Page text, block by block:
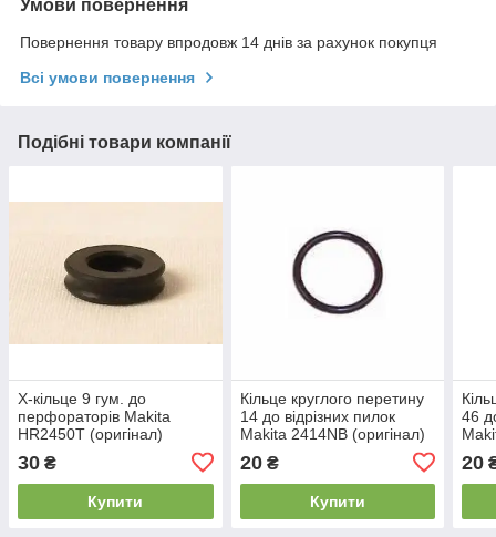
Умови повернення
Повернення товару впродовж 14 днів за рахунок покупця
Всі умови повернення
Подібні товари компанії
Х-кільце 9 гум. до
перфораторів Makita
HR2450T (оригінал)
30 ₴
Купити
Кільце круглого перетину
14 до відрізних пилок
Makita 2414NB (оригінал)
20₴
Купити
46
20